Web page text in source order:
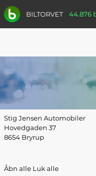
BILTORVET 44.876
Stig Jensen Automobiler
Hovedgaden 37
8654 Bryrup
Åbn alle Luk alle